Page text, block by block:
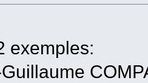
exemples: